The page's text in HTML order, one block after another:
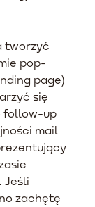
tworzyć
pop-
page)
się
follow-up
mail
Jeśli
zachętę